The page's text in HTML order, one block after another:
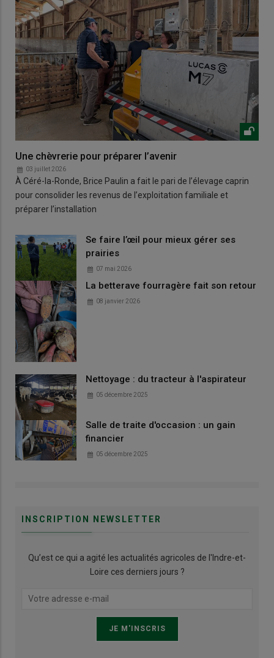
Une chèvrerie pour préparer l’avenir
03 juillet 2026
À Céré-la-Ronde, Brice Paulin a fait le pari de l’élevage caprin
pour consolider les revenus de l’exploitation familiale et
préparer l’installation
Se faire l’œil pour mieux gérer ses
prairies
07 mai 2026
La betterave fourragère fait son retour
08 janvier 2026
Nettoyage : du tracteur à l'aspirateur
05 décembre 2025
Salle de traite d'occasion : un gain
financier
05 décembre 2025
INSCRIPTION NEWSLETTER
Qu’est ce qui a agité les actualités agricoles de l'Indre-et-
Loire ces derniers jours ?